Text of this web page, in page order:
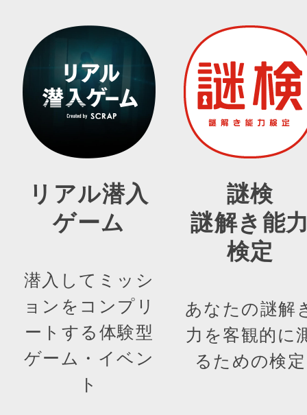
リアル潜入
ゲーム
潜入してミッシ
ョンをコンプリ
ートする体験型
ゲーム・イベン
ト
謎検
謎解き能
検定
あなたの謎解
力を客観的に
るための検定